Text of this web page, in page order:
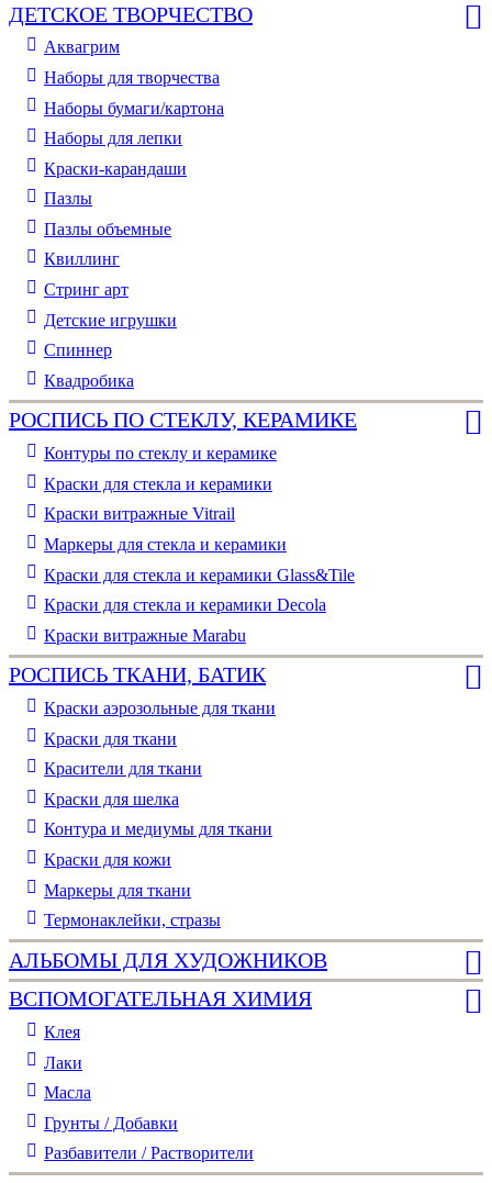
ДЕТСКОЕ ТВОРЧЕСТВО
Аквагрим
Наборы для творчества
Наборы бумаги/картона
Наборы для лепки
Краски-карандаши
Пазлы
Пазлы объемные
Квиллинг
Стринг арт
Детские игрушки
Спиннер
Квадробика
РОСПИСЬ ПО СТЕКЛУ, КЕРАМИКЕ
Контуры по стеклу и керамике
Краски для стекла и керамики
Краски витражные Vitrail
Маркеры для стекла и керамики
Краски для стекла и керамики Glass&Tile
Краски для стекла и керамики Decola
Краски витражные Marabu
РОСПИСЬ ТКАНИ, БАТИК
Краски аэрозольные для ткани
Краски для ткани
Красители для ткани
Краски для шелка
Контура и медиумы для ткани
Краски для кожи
Маркеры для ткани
Термонаклейки, стразы
АЛЬБОМЫ ДЛЯ ХУДОЖНИКОВ
ВСПОМОГАТЕЛЬНАЯ ХИМИЯ
Клея
Лаки
Масла
Грунты / Добавки
Разбавители / Растворители